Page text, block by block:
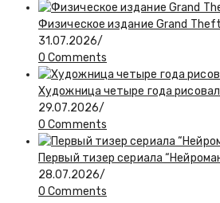
Физическое издание Grand
31.07.2026/
0 Comments
Художница четыре года
29.07.2026/
0 Comments
Первый тизер сериала
28.07.2026/
0 Comments